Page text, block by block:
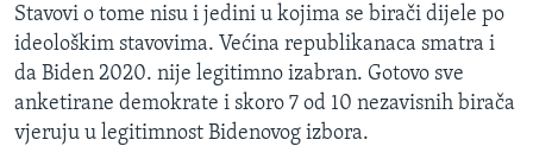
Stavovi o tome nisu i jedini u kojima se birači dijele po
ideološkim stavovima. Većina republikanaca smatra i
da Biden 2020. nije legitimno izabran. Gotovo sve
anketirane demokrate i skoro 7 od 10 nezavisnih birača
vjeruju u legitimnost Bidenovog izbora.